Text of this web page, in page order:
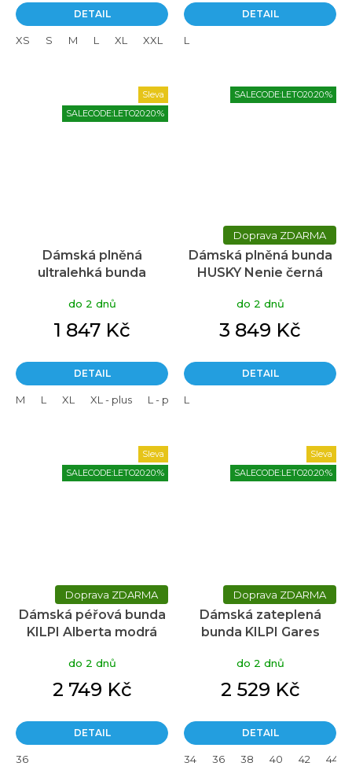
DETAIL
XS S M L XL XXL
DETAIL
L
Sleva
SALECODE:LETO20:20:%
Dámská plněná
ultralehká bunda
do 2 dnů
1 847 Kč
DETAIL
M L XL XL - plus L - plus
SALECODE:LETO20:20:%
ZDARMA
Dámská plněná bunda
HUSKY Nenie černá
do 2 dnů
3 849 Kč
DETAIL
L
Sleva
SALECODE:LETO20:20:%
ZDARMA
Dámská péřová bunda
KILPI Alberta modrá
do 2 dnů
2 749 Kč
DETAIL
36
Sleva
SALECODE:LETO20:20:%
ZDARMA
Dámská zateplená
bunda KILPI Gares
do 2 dnů
2 529 Kč
DETAIL
34 36 38 40 42 44